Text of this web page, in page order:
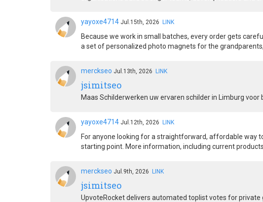
yayoxe4714 Jul.15th, 2026 LINK
Because we work in small batches, every order gets
a set of personalized photo magnets for the
merckseo Jul.13th, 2026 LINK
jsimitseo
Maas Schilderwerken uw ervaren schilder in Limburg
yayoxe4714 Jul.12th, 2026 LINK
For anyone looking for a straightforward, affordable way
starting point. More information, including current
merckseo Jul.9th, 2026 LINK
jsimitseo
UpvoteRocket delivers automated toplist votes for private